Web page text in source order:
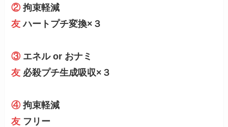
② 拘束軽減
友 ハートプチ変換×３
③ エネル or おナミ
友 必殺プチ生成吸収×３
④ 拘束軽減
友 フリー